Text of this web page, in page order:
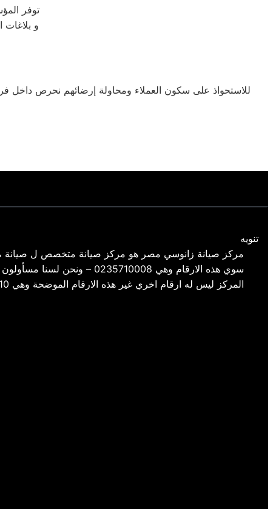
توفر المؤسسة
و
للاستحواذ على سكون العملاء ومحاولة إرضائهم نحرص داخل
تنويه
مركز صيانة زانوسي مصر هو مركز صيانة متخصص ل صيانة
سوي هذه الارقام وهي
المركز ليس له ارقام اخري غير هذه الارقام الموضحة وهي 01154008110- 01220261030